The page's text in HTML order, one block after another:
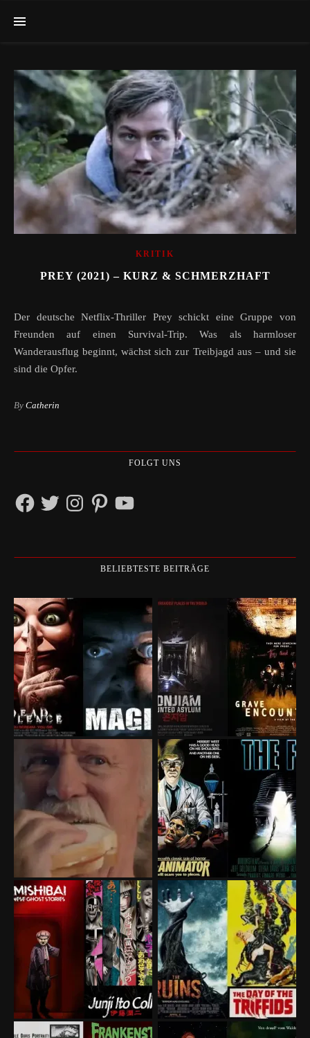
KRITIK
PREY (2021) – KURZ & SCHMERZHAFT
Der deutsche Netflix-Thriller Prey schickt eine Gruppe von
Freunden auf einen Survival-Trip. Was als harmloser
Wanderausflug beginnt, wächst sich zur Treibjagd aus – und sie
sind die Opfer.
By Catherin
FOLGT UNS
FacebookTwitterInstagramPinterestYouTube
BELIEBTESTE BEITRÄGE